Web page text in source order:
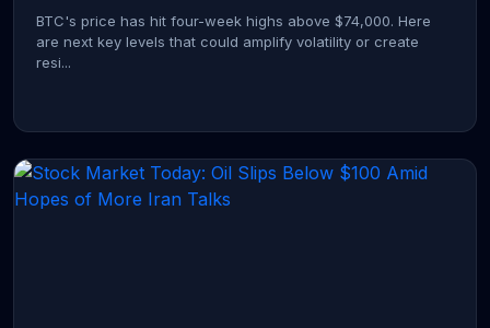
BTC's price has hit four-week highs above $74,000. Here
are next key levels that could amplify volatility or create
resi...